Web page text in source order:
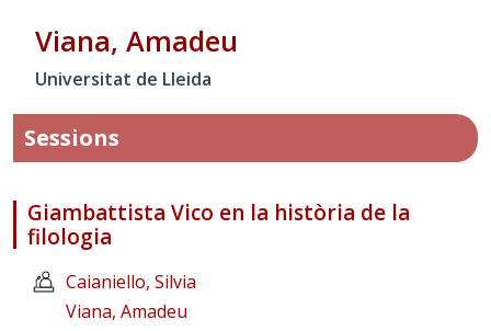
Viana, Amadeu
Universitat de Lleida
Sessions
Giambattista Vico en la història de la
filologia
Caianiello, Silvia
Viana, Amadeu